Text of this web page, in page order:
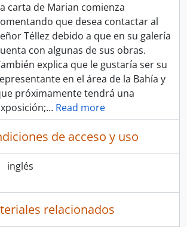
carta de Marian comienza
que desea contactar al
Téllez debido a que en su galería
con algunas de sus obras.
explica que le gustaría ser su
en el área de la Bahía y
próximamente tendrá una
… Read more
de acceso y uso
inglés
relacionados